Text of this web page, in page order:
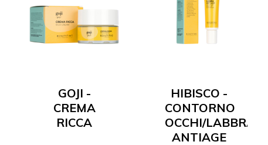
GOJI -
CREMA
RICCA
HIBISCO -
CONTORNO
OCCHI/LABBRA
ANTIAGE